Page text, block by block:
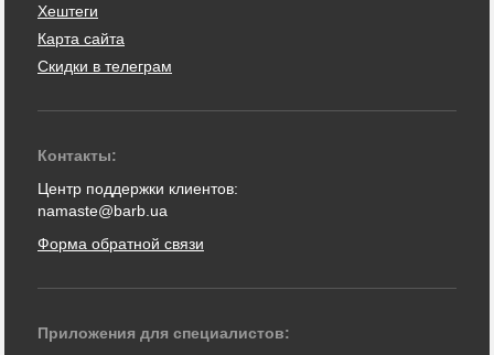
Хештеги
Карта сайта
Скидки в телеграм
Контакты:
Центр поддержки клиентов:
namaste@barb.ua
Форма обратной связи
Приложения для специалистов: